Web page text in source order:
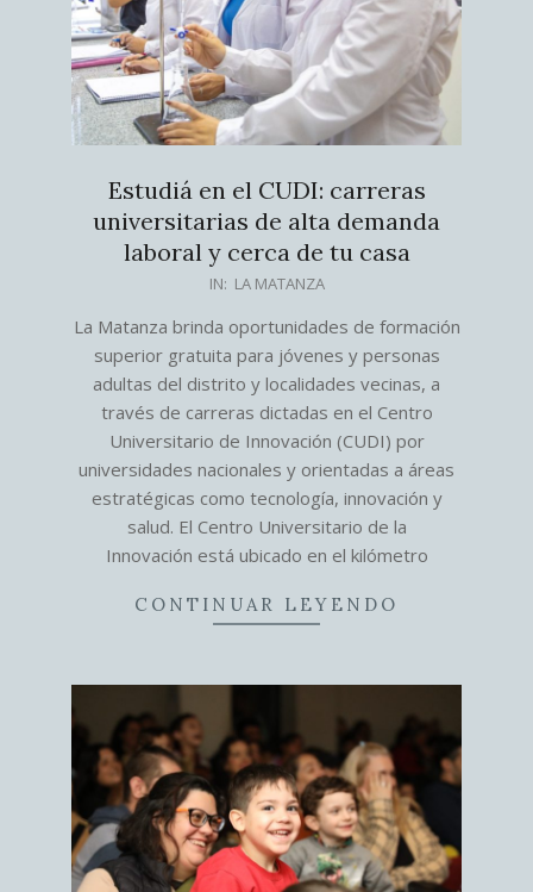
Estudiá en el CUDI: carreras
universitarias de alta demanda
laboral y cerca de tu casa
20
IN: LA MATANZA
La Matanza brinda oportunidades de formación
superior gratuita para jóvenes y personas
adultas del distrito y localidades vecinas, a
través de carreras dictadas en el Centro
Universitario de Innovación (CUDI) por
universidades nacionales y orientadas a áreas
estratégicas como tecnología, innovación y
salud. El Centro Universitario de la
Innovación está ubicado en el kilómetro
CONTINUAR LEYENDO